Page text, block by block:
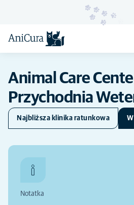
Animal Care
Przychodnia
Najbliższa klinika ratunkowa
Notatka